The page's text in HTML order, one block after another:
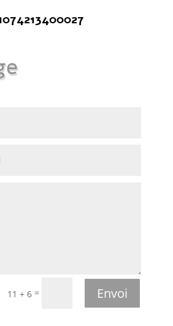
11 + 6 = Envoi